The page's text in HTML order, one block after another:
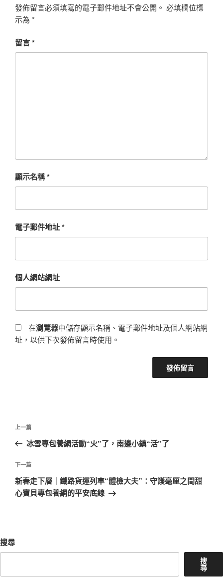
發佈留言必須填寫的電子郵件地址不會公開。 必填欄位標
示為 *
留言*
顯示名稱*
電子郵件地址*
個人網站網址
在瀏覽器中儲存顯示名稱、電子郵件地址及個人網站網
址，以供下次發佈留言時使用。
文
導
覽
上
一
文
章
上一篇
冰雪專包養網活動“火”了，南邊小鎮“活”了
下
一
篇
下一篇
新春走下層｜鐵路貨運列車“體檢大夫”：守護毫厘之間甜
心寶貝專包養網的平安底線
搜尋
搜
尋